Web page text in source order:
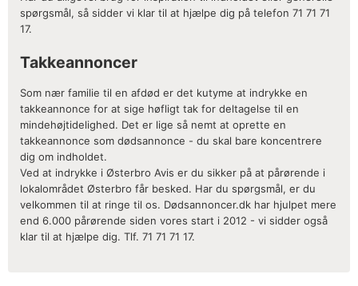
spørgsmål, så sidder vi klar til at hjælpe dig på telefon 71 71 71
17.
Takkeannoncer
Som nær familie til en afdød er det kutyme at indrykke en
takkeannonce for at sige høfligt tak for deltagelse til en
mindehøjtidelighed. Det er lige så nemt at oprette en
takkeannonce som dødsannonce - du skal bare koncentrere
dig om indholdet.
Ved at indrykke i Østerbro Avis er du sikker på at pårørende i
lokalområdet Østerbro får besked. Har du spørgsmål, er du
velkommen til at ringe til os. Dødsannoncer.dk har hjulpet mere
end 6.000 pårørende siden vores start i 2012 - vi sidder også
klar til at hjælpe dig. Tlf. 71 71 71 17.